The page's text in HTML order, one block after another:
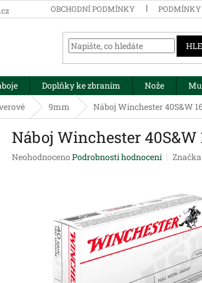
OBCHODNÍ PODMÍNKY PODMÍNKY
Doplňky ke zbraním Nože
9mm Náboj Winchester 40S&W
Náboj Winchester 40S&W
Průměrné
Neohodnoceno Podrobnosti hodnocení